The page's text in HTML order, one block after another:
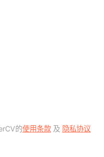
的使用条款及 隐私协议